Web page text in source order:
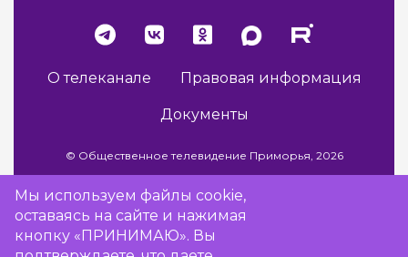
О телеканале Правовая информация
Документы
© Общественное телевидение Приморья, 2026
Разработка сайта -Vladweb
Мы используем файлы cookie,
оставаясь на сайте и нажимая
кнопку «ПРИНИМАЮ». Вы